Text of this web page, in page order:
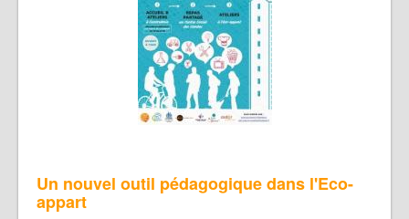
Un nouvel outil pédagogique dans l'Eco-
appart